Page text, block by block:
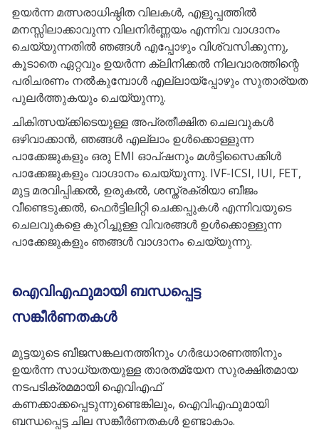
ഉയർന്ന മത്സരാധിഷ്ഠിത വിലകൾ, എളുപ്പത്തിൽ
മനസ്സിലാക്കാവുന്ന വിലനിർണ്ണയം എന്നിവ വാഗ്ദാനം
ചെയ്യുന്നതിൽ ഞങ്ങൾ എപ്പോഴും വിശ്വസിക്കുന്നു,
കൂടാതെ ഏറ്റവും ഉയർന്ന ക്ലിനിക്കൽ നിലവാരത്തിന്റെ
പരിചരണം നൽകുമ്പോൾ എല്ലായ്പ്പോഴും സുതാര്യത
പുലർത്തുകയും ചെയ്യുന്നു.
ചികിത്സയ്ക്കിടെയുള്ള അപ്രതീക്ഷിത ചെലവുകൾ
ഒഴിവാക്കാൻ, ഞങ്ങൾ എല്ലാം ഉൾക്കൊള്ളുന്ന
പാക്കേജുകളും ഒരു EMI ഓപ്ഷനും മൾട്ടിസൈക്കിൾ
പാക്കേജുകളും വാഗ്ദാനം ചെയ്യുന്നു. IVF-ICSI, IUI, FET,
മുട്ട മരവിപ്പിക്കൽ, ഉരുകൽ, ശസ്ത്രക്രിയാ ബീജം
വീണ്ടെടുക്കൽ, ഫെർട്ടിലിറ്റി ചെക്കപ്പുകൾ എന്നിവയുടെ
ചെലവുകളെ കുറിച്ചുള്ള വിവരങ്ങൾ ഉൾക്കൊള്ളുന്ന
പാക്കേജുകളും ഞങ്ങൾ വാഗ്ദാനം ചെയ്യുന്നു.
ഐവിഎഫുമായി ബന്ധപ്പെട്ട
സങ്കീർണതകൾ
മുട്ടയുടെ ബീജസങ്കലനത്തിനും ഗർഭധാരണത്തിനും
ഉയർന്ന സാധ്യതയുള്ള താരതമ്യേന സുരക്ഷിതമായ
നടപടിക്രമമായി ഐവിഎഫ്
കണക്കാക്കപ്പെടുന്നുണ്ടെങ്കിലും, ഐവിഎഫുമായി
ബന്ധപ്പെട്ട ചില സങ്കീർണതകൾ ഉണ്ടാകാം.